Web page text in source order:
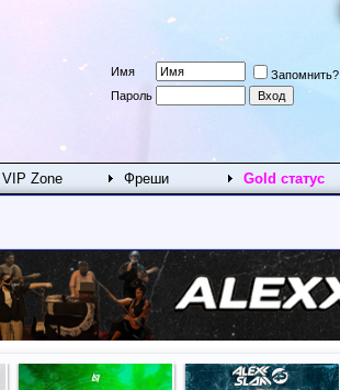
Имя
Запомнить?
Пароль
VIP Zone Фреши Gold статус